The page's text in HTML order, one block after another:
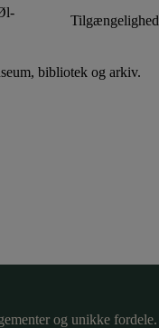
Tilgængelighed
bibliotek og arkiv.
og unikke fordele.